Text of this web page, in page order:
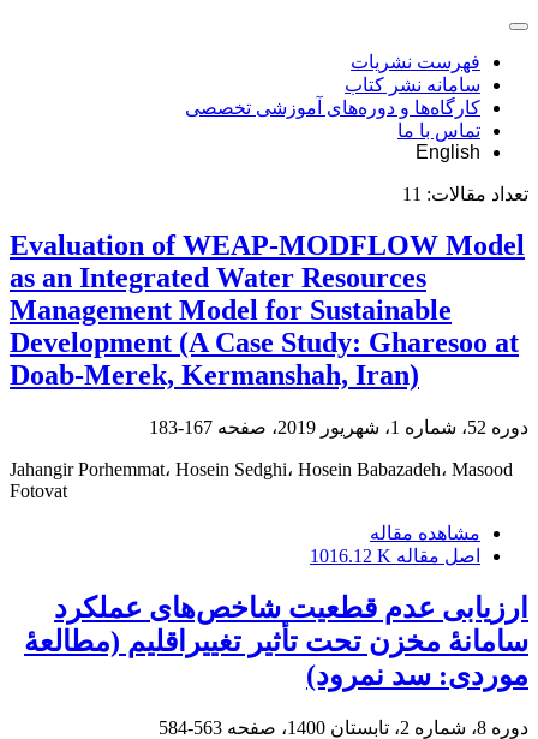
فهرست نشریات
سامانه نشر کتاب
کارگاه‌ها و دوره‌های آموزشی تخصصی
تماس با ما
English
تعداد مقالات: 11
Evaluation of WEAP-MODFLOW Model
as an Integrated Water Resources
Management Model for Sustainable
Development (A Case Study: Gharesoo at
Doab-Merek, Kermanshah, Iran)
دوره 52، شماره 1، شهریور 2019، صفحه 167-183
Jahangir Porhemmat، Hosein Sedghi، Hosein Babazadeh، Masood
Fotovat
مشاهده مقاله
اصل مقاله 1016.12 K
ارزیابی عدم قطعیت شاخص‌های عملکرد
سامانۀ مخزن تحت تأثیر تغییراقلیم (مطالعۀ
موردی: سد نمرود)
دوره 8، شماره 2، تابستان 1400، صفحه 563-584